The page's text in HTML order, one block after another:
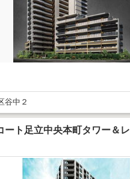
谷中２
ート足立中央本町タワー＆